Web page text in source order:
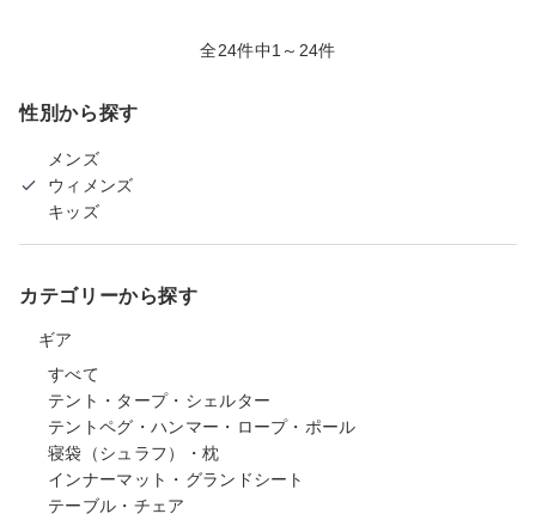
全24件中1～24件
性別から探す
メンズ
ウィメンズ
キッズ
カテゴリーから探す
ギア
すべて
テント・タープ・シェルター
テントペグ・ハンマー・ロープ・ポール
寝袋（シュラフ）・枕
インナーマット・グランドシート
テーブル・チェア